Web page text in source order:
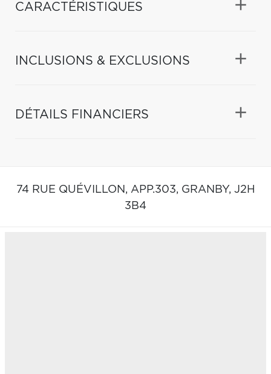
CARACTÉRISTIQUES
INCLUSIONS & EXCLUSIONS
DÉTAILS FINANCIERS
74 RUE QUÉVILLON, APP.303, GRANBY, J2H
3B4